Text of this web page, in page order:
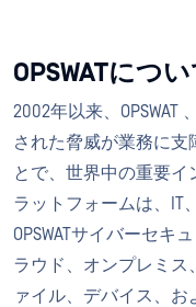
OPSWATにつ
2002年以来、
された脅威が業務に支
とで、世界中の重要イ
ラットフォームは、IT
OPSWATサイバーセキ
ラウド、オンプレミス
ァイル、デバイス、お